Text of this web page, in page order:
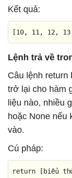
Kết quả:
[10, 11 , 12 , 13
Lệnh trả về
Câu lệnh return
trở lại cho hàm
liệu nào, nhiều
hoặc None nếu
vào.
Cú pháp:
return [biểu